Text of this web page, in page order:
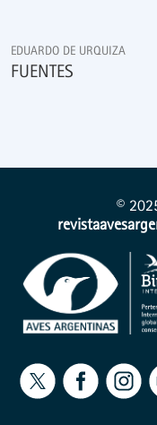
EDUARDO DE URQUIZA
FUENTES
©